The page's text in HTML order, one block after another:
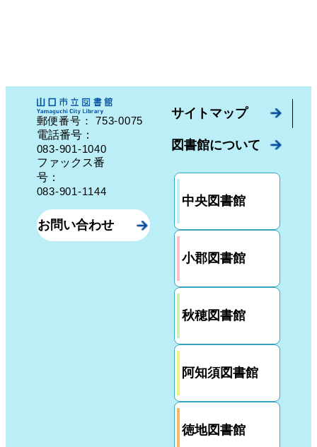
郵便番号：753-0075 山口県山口市中園町７番７号
電話番号：
083-901-1040
ファックス番
号：
083-901-1144
お問い合わせ
サイトマップ
図書館について
中央図書館
小郡図書館
秋穂図書館
阿知須図書館
徳地図書館